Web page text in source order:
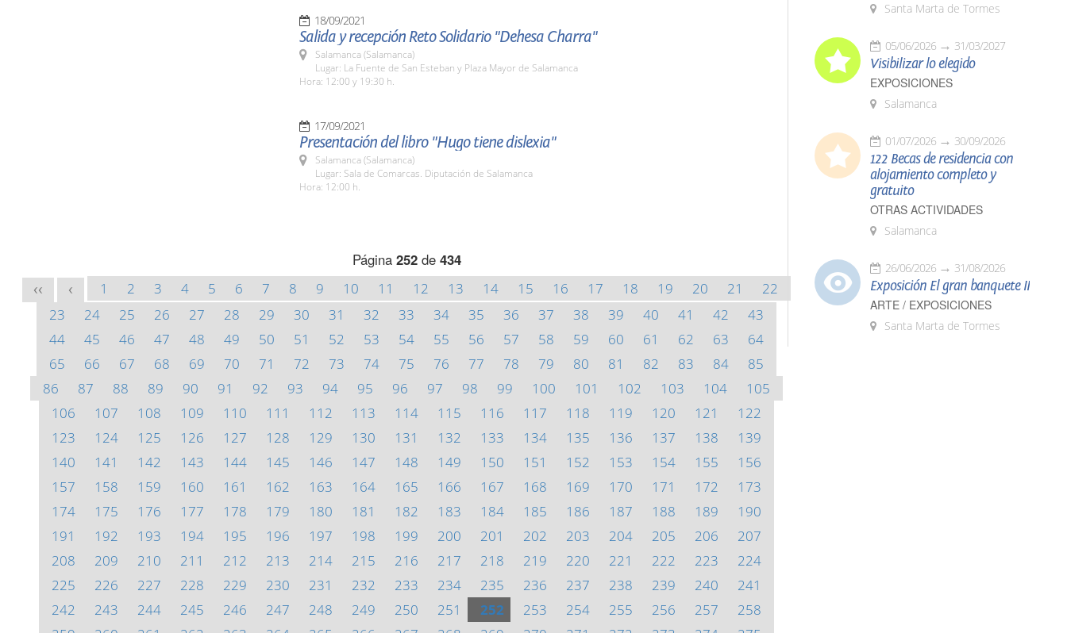
18/09/2021
Salida y recepción Reto Solidario "Dehesa Charra"
Salamanca (Salamanca)
Lugar: La Fuente de San Esteban y Plaza Mayor de Salamanca
Hora: 12:00 y 19:30 h.
17/09/2021
Presentación del libro "Hugo tiene dislexia"
Salamanca (Salamanca)
Lugar: Sala de Comarcas. Diputación de Salamanca
Hora: 12:00 h.
Página 252de 434
<< < 1 2 3 4 5 6 7 8 9 10 11 12 13 14 15 16 17 18 19 20 21
22
23
24 25 26 27 28 29 30 31 32 33 34 35 36 37 38 39 40 41 42
43
44
45 46 47 48 49 50 51 52 53 54 55 56 57 58 59 60 61 62 63
64
65
66 67 68 69 70 71 72 73 74 75 76 77 78 79 80 81 82 83 84
85
86
87 88 89 90 91 92 93 94 95 96 97 98 99 100 101 102 103 104
105
106
107 108 109 110 111 112 113 114 115 116 117 118 119 120 121
122
123
124 125 126 127 128 129 130 131 132 133 134 135 136 137 138
139
140
141 142 143 144 145 146 147 148 149 150 151 152 153 154 155
156
157
158 159 160 161 162 163 164 165 166 167 168 169 170 171 172
173
174
175 176 177 178 179 180 181 182 183 184 185 186 187 188 189
190
191
192 193 194 195 196 197 198 199 200 201 202 203 204 205 206
207
208
209 210 211 212 213 214 215 216 217 218 219 220 221 222 223
224
225
226 227 228 229 230 231 232 233 234 235 236 237 238 239 240
241
242
243 244 245 246 247 248 249 250 251 252 253 254 255 256 257
258
Santa Marta de Tormes
05/06/2026 31/03/2027
Visibilizar lo elegido
EXPOSICIONES
Salamanca
01/07/2026 30/09/2026
122 Becas de residencia con
alojamiento completo y
gratuito
OTRAS ACTIVIDADES
Salamanca
26/06/2026 31/08/2026
Exposición El gran banquete II
ARTE / EXPOSICIONES
Santa Marta de Tormes